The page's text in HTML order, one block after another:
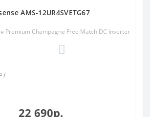
AMS-12UR4SVETG67
Premium Champagne Free Match DC Inverter
22 690р.